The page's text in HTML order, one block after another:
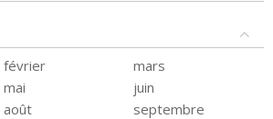
février
mars
mai
juin
août
septembre